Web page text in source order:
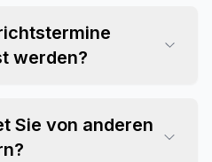
werden?
Sie von anderen